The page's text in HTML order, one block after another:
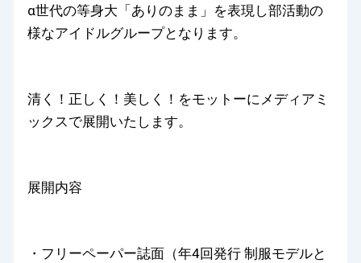
α世代の等身大「ありのまま」を表現し部活動の
様なアイドルグループとなります。
清く！正しく！美しく！をモットーにメディアミ
ックスで展開いたします。
展開内容
・フリーペーパー誌面（年4回発行 制服モデルと